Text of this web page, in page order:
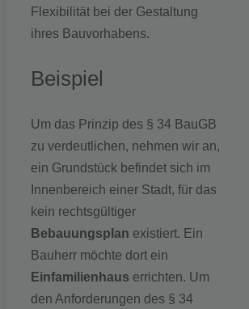
Flexibilität bei der Gestaltung
ihres Bauvorhabens.
Beispiel
Um das Prinzip des § 34 BauGB
zu verdeutlichen, nehmen wir an,
ein Grundstück befindet sich im
Innenbereich einer Stadt, für das
kein rechtsgültiger
Bebauungsplan existiert. Ein
Bauherr möchte dort ein
Einfamilienhaus errichten. Um
den Anforderungen des § 34